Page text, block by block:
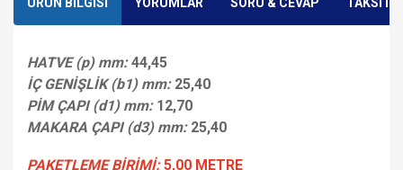
HATVE (p) mm:44,45
İÇ GENİŞLİK (b1) mm:25,40
PİM ÇAPI (d1) mm:12,70
MAKARA ÇAPI (d3) mm:25,40
PAKETLEME BİRİMİ:5,00 METRE